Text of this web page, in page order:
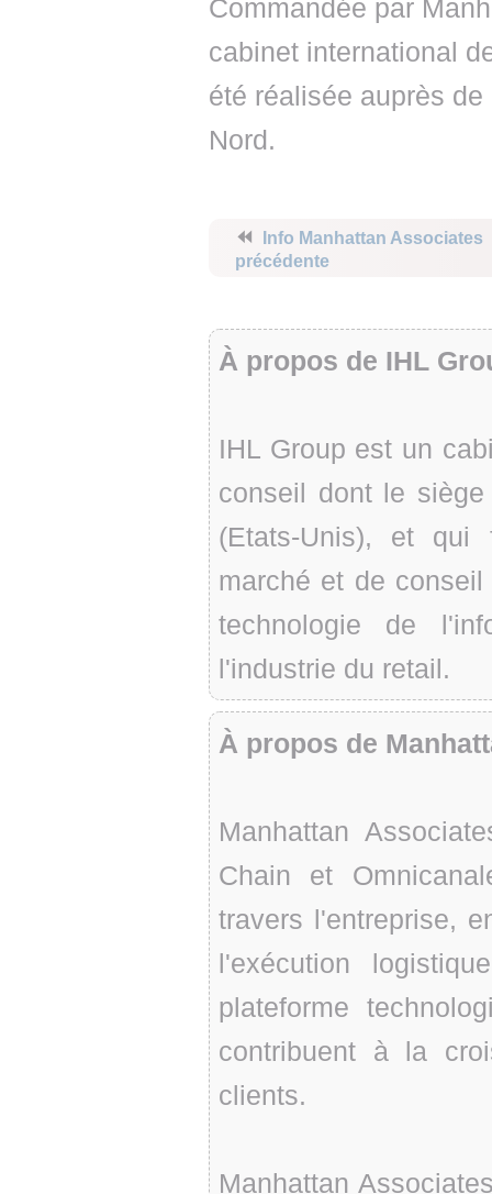
Commandée par
cabinet international
été réalisée auprès
Nord.
⏪
Info Manhattan Associates
précédente
À propos de IHL
IHL Group est un
conseil dont le
(Etats-Unis), et qui
marché et de
technologie de
l'industrie du retail.
À propos de
Manhattan
Chain et
travers l'entreprise,
l'exécution
plateforme
contribuent à la
clients.
Manhattan